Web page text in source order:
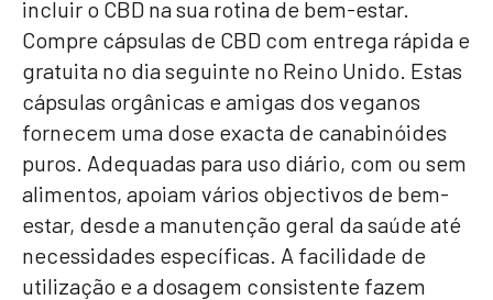
incluir o CBD na sua rotina de bem-estar.
Compre cápsulas de CBD com entrega rápida e
gratuita no dia seguinte no Reino Unido. Estas
cápsulas orgânicas e amigas dos veganos
fornecem uma dose exacta de canabinóides
puros. Adequadas para uso diário, com ou sem
alimentos, apoiam vários objectivos de bem-
estar, desde a manutenção geral da saúde até
necessidades específicas. A facilidade de
utilização e a dosagem consistente fazem